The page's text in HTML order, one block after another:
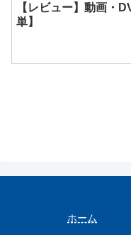
【レビュー】動画・
単】
ホーム